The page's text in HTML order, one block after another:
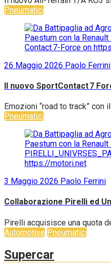
Pneumatici
26 Maggio 2026 Paolo Ferrini
Il nuovo SportContact 7
Emozioni “road to track” con
Pneumatici
3 Maggio 2026 Paolo Ferrini
Collaborazione Pirelli ed
Pirelli acquisisce una quota
Automotive Pneumatici
Supercar